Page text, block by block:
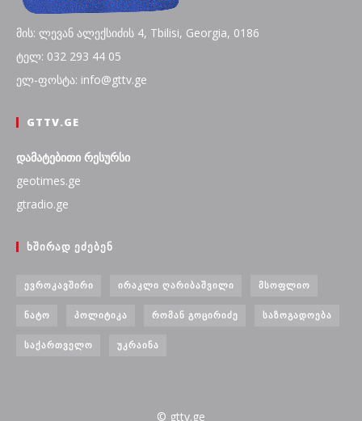
მის: ლევან ალექსიძის 4, Tbilisi, Georgia, 0186
ტელ: 032 293 44 05
ელ-ფოსტა: info@gttv.ge
GTTV.GE
დამატებითი რესურსი
geotimes.ge
gtradio.ge
ᲮᲨᲘᲠᲐᲓ ᲔᲫᲔᲑᲔᲜ
ᲔᲕᲠᲝᲙᲐᲕᲨᲘᲠᲘ ᲘᲠᲐᲙᲚᲘ ᲦᲐᲠᲘᲑᲐᲨᲕᲘᲚᲘ ᲛᲡᲝᲤᲚᲘᲝ
ᲜᲐᲢᲝ ᲞᲝᲚᲘᲢᲘᲙᲐ ᲠᲝᲛᲐᲜ ᲒᲝᲪᲘᲠᲘᲫᲔ ᲡᲐᲖᲝᲒᲐᲓᲝᲔᲑᲐ
ᲡᲐᲥᲐᲠᲗᲕᲔᲚᲝ ᲣᲙᲠᲐᲘᲜᲐ
© gttv.ge